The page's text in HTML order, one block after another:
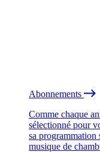
Abonnements
Comme chaque
sélectionné pour
sa programmation
musique de